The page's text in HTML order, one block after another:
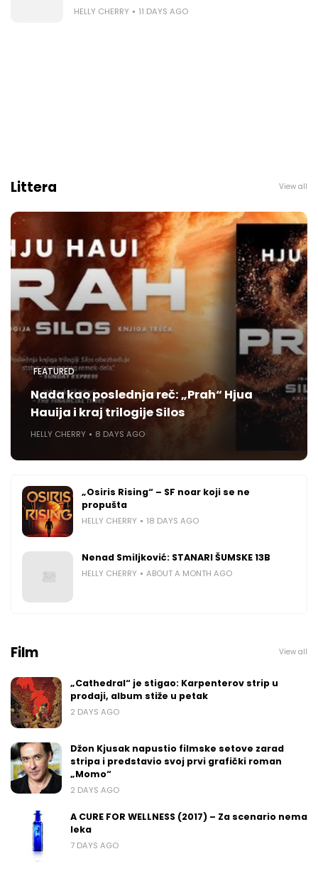
HELLY CHERRY 11 DAYS AGO
Littera View all
FEATURED
Nada kao poslednja reč: „Prah“ Hjua
Hauija i kraj trilogije Silos
HELLY CHERRY 8 DAYS AGO
„Osiris Rising“ – SF noar koji se ne
propušta
HELLY CHERRY 18 DAYS AGO
Nenad Smiljković: STANARI ŠUMSKE 13B
HELLY CHERRY ABOUT A MONTH AGO
Film View all
„Cathedral“ je stigao: Karpenterov strip u
prodaji, album stiže u petak
2 DAYS AGO
Džon Kjusak napustio filmske setove zarad
stripa i predstavio svoj prvi grafički roman
„Momo“
2 DAYS AGO
A CURE FOR WELLNESS (2017) – Za scenario nema
leka
7 DAYS AGO